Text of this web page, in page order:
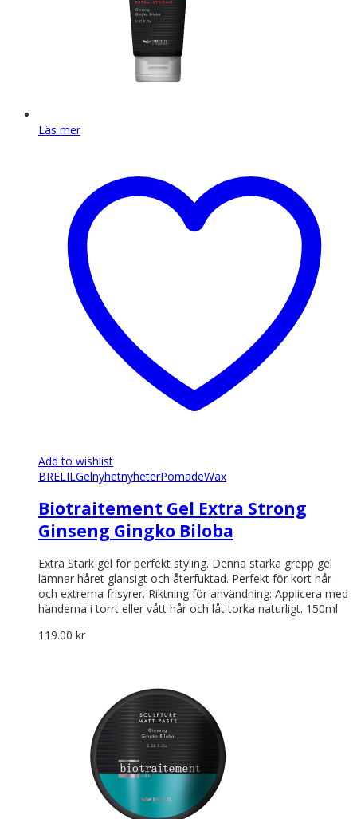
Läs mer
Add to wishlist
BRELILGelnyhetnyheterPomadeWax
Biotraitement Gel Extra Strong
Ginseng Gingko Biloba
Extra Stark gel för perfekt styling. Denna starka grepp gel
lämnar håret glansigt och återfuktad. Perfekt för kort hår
och extrema frisyrer. Riktning för användning: Applicera med
händerna i torrt eller vått hår och låt torka naturligt. 150ml
119.00 kr